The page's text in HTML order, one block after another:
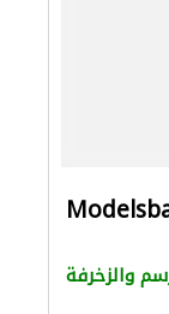
والزخرفة